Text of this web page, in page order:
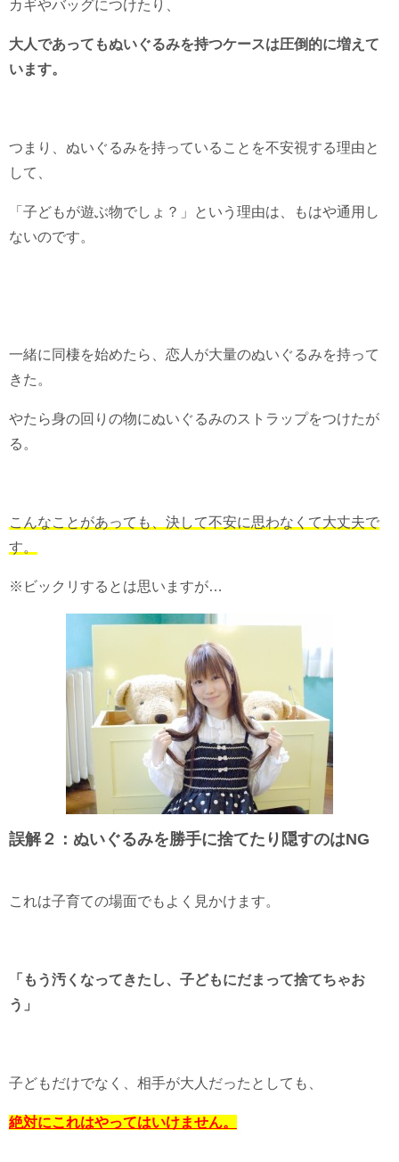
カギやバッグにつけたり、
大人であってもぬいぐるみを持つケースは圧倒的に増えて
います。
つまり、ぬいぐるみを持っていることを不安視する理由と
して、
「子どもが遊ぶ物でしょ？」という理由は、もはや通用し
ないのです。
一緒に同棲を始めたら、恋人が大量のぬいぐるみを持って
きた。
やたら身の回りの物にぬいぐるみのストラップをつけたが
る。
こんなことがあっても、決して不安に思わなくて大丈夫で
す。
※ビックリするとは思いますが…
誤解２：ぬいぐるみを勝手に捨てたり隠すのはNG
これは子育ての場面でもよく見かけます。
「もう汚くなってきたし、子どもにだまって捨てちゃお
う」
子どもだけでなく、相手が大人だったとしても、
絶対にこれはやってはいけません。